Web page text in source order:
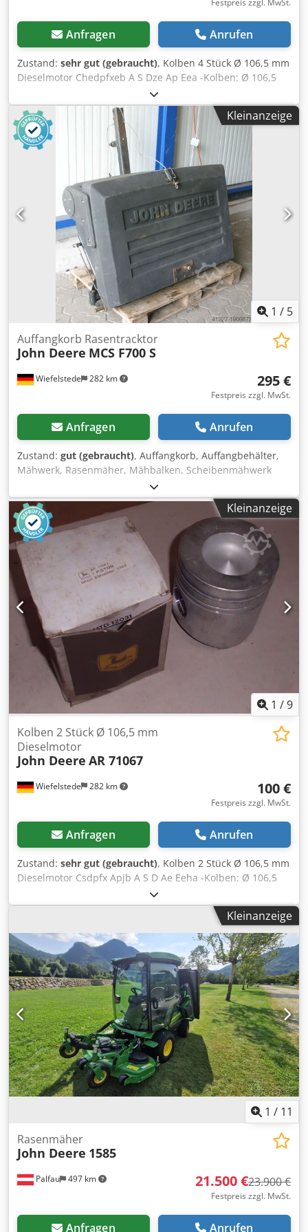
Anfragen Anrufen
Zustand: sehr gut (gebraucht), Kolben 4 Stück Ø 106,5 mm
Dieselmotor Chedpfxeb A S Dze Ap Eea -Kolben: Ø 106,5
mm -Kolbenhöhe: 112 mm -Kolbenbolzen: Ø 41,278 mm -
Komplettpreis: 4 Stück -Gewicht: 1,4 kg/Stück
Kleinanzeige
1 / 5
Wiefelstede 282 km
Auffangkorb Rasentracktor
John Deere MCS F700 S
295 €
Festpreis zzgl. MwSt.
Anfragen Anrufen
Zustand: gut (gebraucht), Auffangkorb, Auffangbehälter,
Mähwerk, Rasenmäher, Mähbalken, Scheibenmähwerk
Chjdpfxob Ig Uuj Ap Esa -ohne Gebläse -für Seitenauswurf
-Abmessungen: 1500/800/H1400 mm -Gewicht: 100 kg
Kleinanzeige
1 /9
Wiefelstede 282 km
Kolben 2 Stück Ø 106,5 mm
Dieselmotor
John Deere AR 71067
100 €
Festpreis zzgl. MwSt.
Anfragen Anrufen
Zustand: sehr gut (gebraucht), Kolben 2 Stück Ø 106,5 mm
Dieselmotor Csdpfx Apjb A S D Ae Eeha -Kolben: Ø 106,5
mm -Kolbenhöhe: 112 mm -Kolbenbolzen: Ø 41,278 mm -
Komplettpreis: 2 Stück -Gewicht: 1,4 kg/Stück
Kleinanzeige
1 / 11
Palfau 497 km
Rasenmäher
John Deere 1585
21.500 €23.900 €
Festpreis zzgl. MwSt.
Anfragen Anrufen